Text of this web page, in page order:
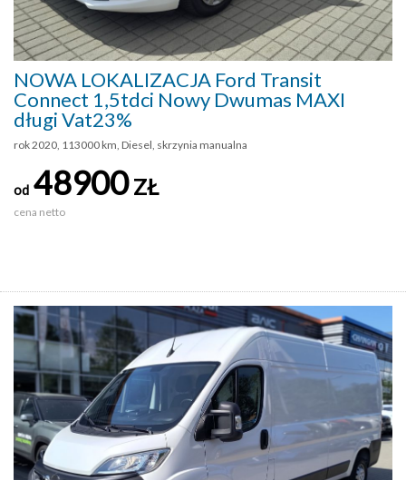
NOWA LOKALIZACJA Ford Transit
Connect 1,5tdci Nowy Dwumas MAXI
długi Vat23%
rok 2020, 113000 km, Diesel, skrzynia manualna
od 48900ZŁ
cena netto